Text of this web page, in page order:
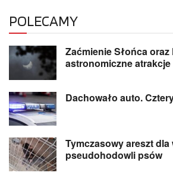
POLECAMY
Zaćmienie Słońca
astronomiczne atrakcje
Dachowało auto.
Tymczasowy areszt dla
pseudohodowli psów